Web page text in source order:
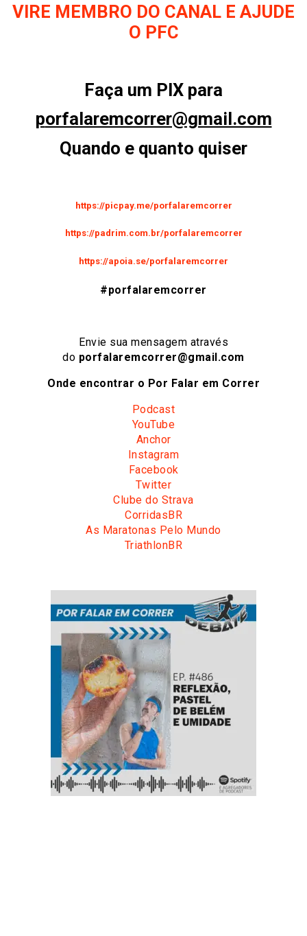
VIRE MEMBRO DO CANAL E AJUDE
O PFC
Faça um PIX para
porfalaremcorrer@gmail.com
Quando e quanto quiser
https://picpay.me/porfalaremcorrer
https://padrim.com.br/porfalaremcorrer
https://apoia.se/porfalaremcorrer
#porfalaremcorrer
Envie sua mensagem através
do porfalaremcorrer@gmail.com
Onde encontrar o Por Falar em Correr
Podcast
YouTube
Anchor
Instagram
Facebook
Twitter
Clube do Strava
CorridasBR
As Maratonas Pelo Mundo
TriathlonBR